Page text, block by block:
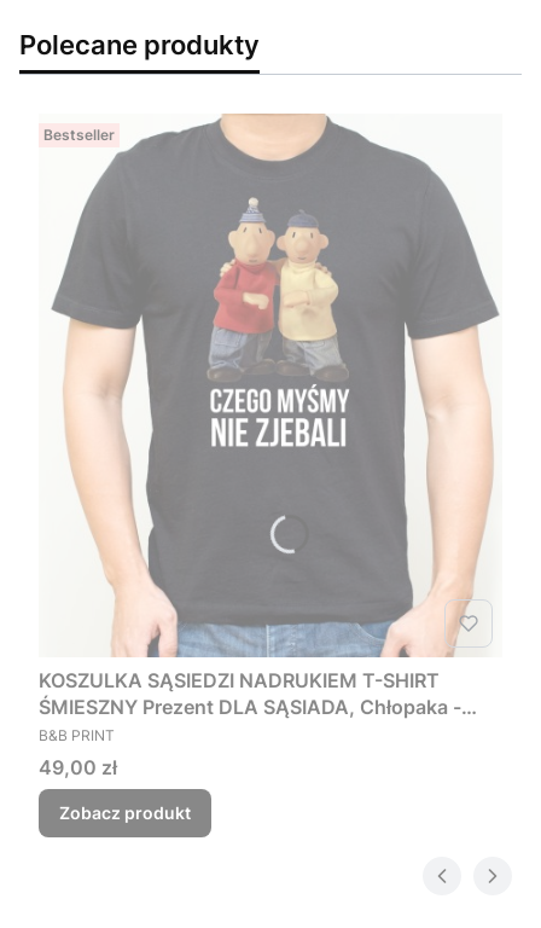
Polecane produkty
Bestseller
KOSZULKA SĄSIEDZI NADRUKIEM T-SHIRT
ŚMIESZNY Prezent DLA SĄSIADA, Chłopaka -
Czego myśmy nie zjebali
PRODUCENT
B&B PRINT
Cena
49,00 zł
Zobacz produkt